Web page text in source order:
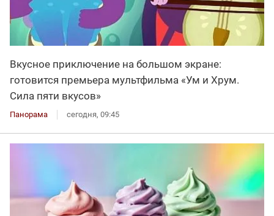
Вкусное приключение на большом экране:
готовится премьера мультфильма «Ум и Хрум.
Сила пяти вкусов»
Панорама сегодня, 09:45